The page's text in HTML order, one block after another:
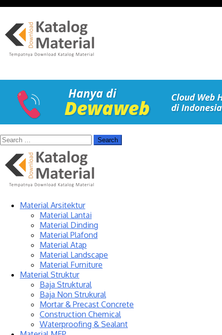
Material Arsitektur
Material Lantai
Material Dinding
Material Plafond
Material Atap
Material Landscape
Material Furniture
Material Struktur
Baja Struktural
Baja Non Strukural
Mortar & Precast Concrete
Construction Chemical
Waterproofing & Sealant